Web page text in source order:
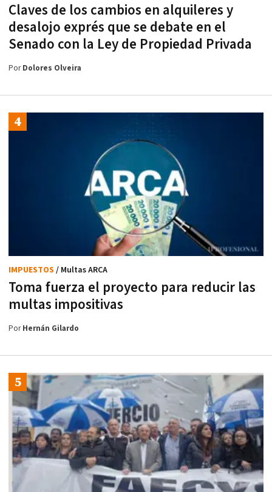
Claves de los cambios en alquileres y
desalojo exprés que se debate en el
Senado con la Ley de Propiedad Privada
PorDolores Olveira
Toma fuerza el proyecto para reducir las
multas impositivas
IMPUESTOS / Multas ARCA
PorHernán Gilardo